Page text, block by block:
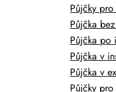
Půjčky pro
Půjčka
Půjčka po
Půjčka v
Půjčka v
Půjčky